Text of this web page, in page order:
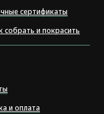
сертификаты
собрать и покрасить
и оплата